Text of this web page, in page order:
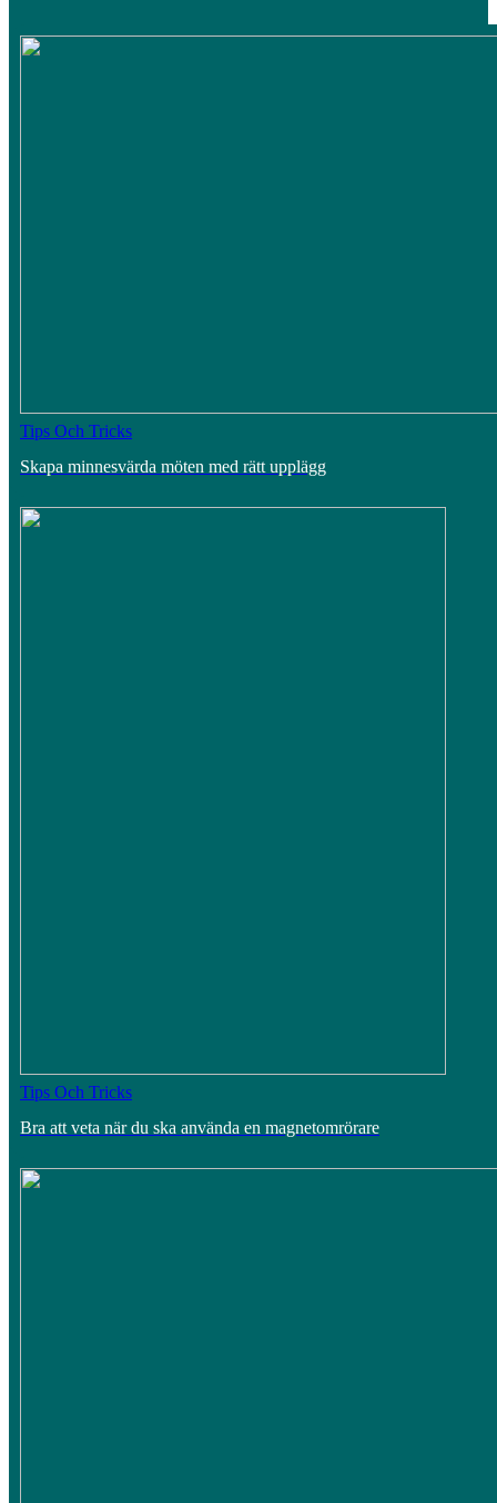
Tips Och Tricks
Skapa minnesvärda möten med rätt upplägg
Tips Och Tricks
Bra att veta när du ska använda en magnetomrörare